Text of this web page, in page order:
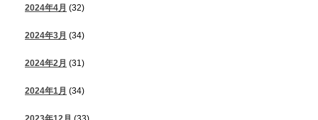
2024年4月 (32)
2024年3月 (34)
2024年2月 (31)
2024年1月 (34)